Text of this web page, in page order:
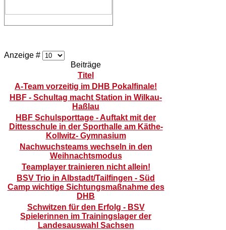
Anzeige #
Beiträge
Titel
A-Team vorzeitig im DHB Pokalfinale!
HBF - Schultag macht Station in Wilkau-
Haßlau
HBF Schulsporttage - Auftakt mit der
Dittesschule in der Sporthalle am Käthe-
Kollwitz- Gymnasium
Nachwuchsteams wechseln in den
Weihnachtsmodus
Teamplayer trainieren nicht allein!
BSV Trio in Albstadt/Tailfingen - Süd
Camp wichtige Sichtungsmaßnahme des
DHB
Schwitzen für den Erfolg - BSV
Spielerinnen im Trainingslager der
Landesauswahl Sachsen